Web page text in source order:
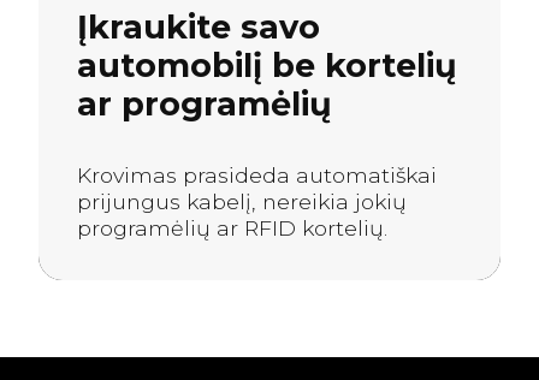
Įkraukite savo
automobilį be kortelių
ar programėlių
Krovimas prasideda automatiškai
prijungus kabelį, nereikia jokių
programėlių ar RFID kortelių.